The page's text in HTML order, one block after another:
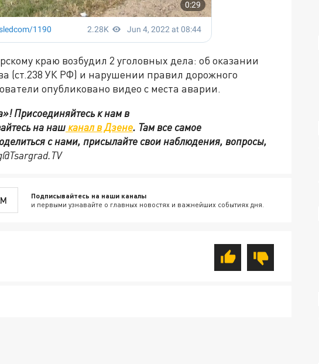
краю возбудил 2 уголовных дела: об оказании
(ст.238 УК РФ) и нарушении правил дорожного
опубликовано видео с места аварии.
Присоединяйтесь к нам в
на нашканал в Дзене. Там все самое
с нами, присылайте свои наблюдения, вопросы,
Подписывайтесь на наши каналы
и первыми узнавайте о главных новостях и важнейших событиях дня.